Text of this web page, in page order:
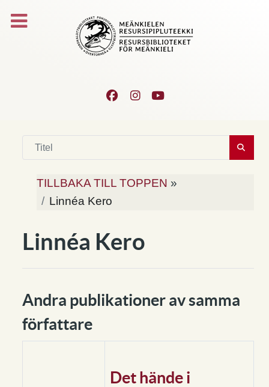
TILLBAKA TILL TOPPEN »
Linnéa Kero
Linnéa Kero
Andra publikationer av samma
författare
Det hände i